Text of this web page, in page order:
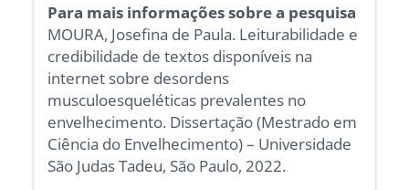
Para mais informações sobre a pesquisa
MOURA, Josefina de Paula. Leiturabilidade e
credibilidade de textos disponíveis na
internet sobre desordens
musculoesqueléticas prevalentes no
envelhecimento. Dissertação (Mestrado em
Ciência do Envelhecimento) – Universidade
São Judas Tadeu, São Paulo, 2022.